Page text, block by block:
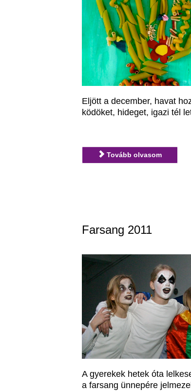
Eljött a december, havat
ködöket, hideget, igazi tél
Tovább olvasom
Farsang 2011
A gyerekek hetek óta
a farsang ünnepére